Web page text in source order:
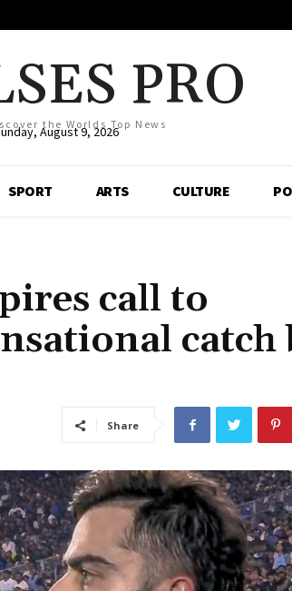
PRO
the Worlds Top News
August 9, 2026
SPORT ARTS CULTURE
call to
catch
Share